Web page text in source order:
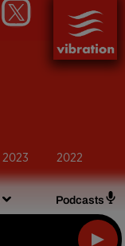
Podcasts
2023 2022